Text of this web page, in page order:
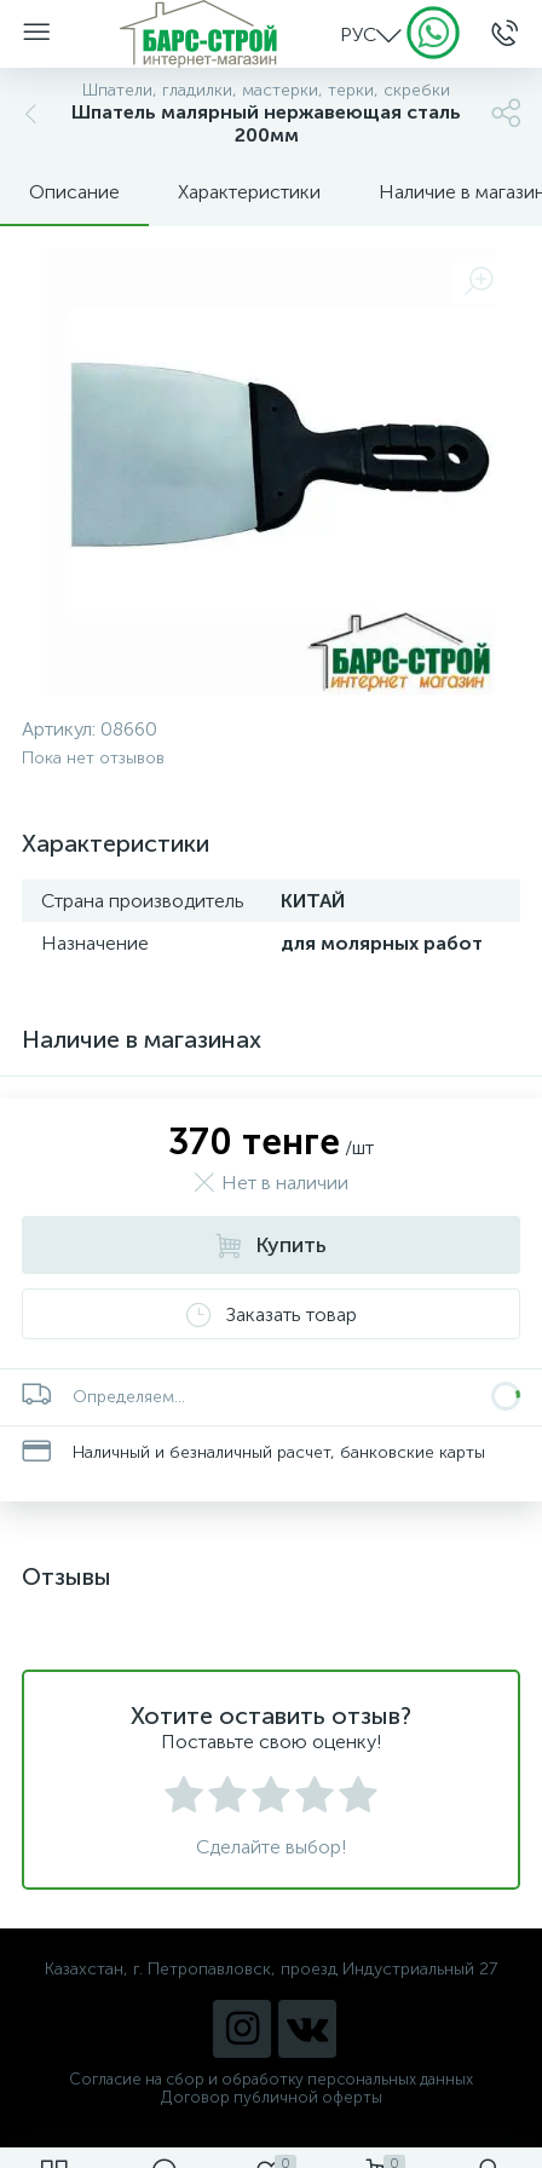
РУС
0 0
Шпатели, гладилки, мастерки, терки, скребки
Шпатель малярный нержавеющая сталь
200мм
Описание Характеристики Наличие в
Артикул: 08660
Пока нет отзывов
Характеристики
Страна производитель
КИТАЙ
Назначение
для молярных работ
Наличие в магазинах
370 тенге /шт
Нет в наличии
Купить
Заказать товар
Определяем...
Наличный и безналичный расчет, банковские карты
Отзывы
Хотите оставить отзыв?
Поставьте свою оценку!
Сделайте выбор!
Казахстан, г. Петропавловск, проезд Индустриальный 27
Согласие на сбор и обработку персональных данных
Договор публичной оферты